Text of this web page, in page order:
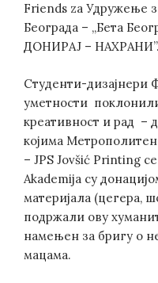
Friends za Удружење
Београда – „Бета
ДОНИРАЈ – НАХРАНИ”.
Студенти-дизајнери
уметности
креативност и рад –
којима
– JPS Jovšić Printing
Akademija су
материјала (цегера,
подржали ову
намењен за бригу о
мацама.